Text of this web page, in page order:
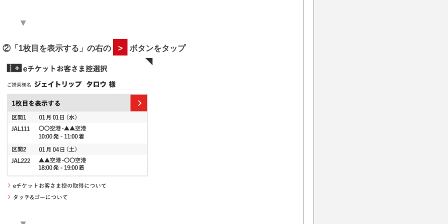
▼
②「1枚目を表示する」の右の > ボタンをタップ